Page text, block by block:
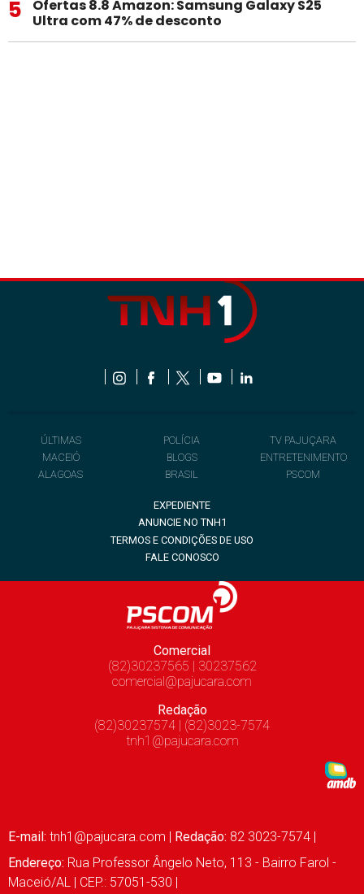
5
Ofertas 8.8 Amazon: Samsung Galaxy S25
Ultra com 47% de desconto
ÚLTIMAS
MACEIÓ
ALAGOAS
POLÍCIA
BLOGS
BRASIL
TV PAJUÇARA
ENTRETENIMENTO
PSCOM
EXPEDIENTE
ANUNCIE NO TNH1
TERMOS E CONDIÇÕES DE USO
FALE CONOSCO
Comercial
(82)30237565 | 30237562
comercial@pajucara.com
Redação
(82)30237574 | (82)3023-7574
tnh1@pajucara.com
E-mail: tnh1@pajucara.com | Redação: 82 3023-7574 |
Endereço: Rua Professor Ângelo Neto, 113 - Bairro Farol -
Maceió/AL | CEP.: 57051-530 |